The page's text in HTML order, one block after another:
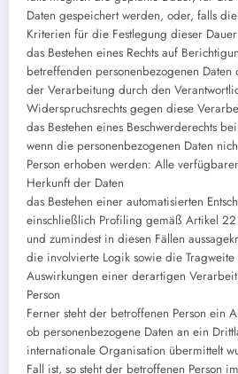
Daten gespeichert werden, oder, falls
Kriterien für die Festlegung dieser Dauer
das Bestehen eines Rechts auf
betreffenden personenbezogenen Daten
der Verarbeitung durch den
Widerspruchsrechts gegen diese
das Bestehen eines Beschwerderechts
wenn die personenbezogenen Daten
Person erhoben werden: Alle
Herkunft der Daten
das Bestehen einer automatisierten
einschließlich Profiling gemäß Artikel 22
und zumindest in diesen Fällen
die involvierte Logik sowie die
Auswirkungen einer derartigen
Person
Ferner steht der betroffenen Person ein
ob personenbezogene Daten an ein
internationale Organisation übermittelt
Fall ist, so steht der betroffenen Person